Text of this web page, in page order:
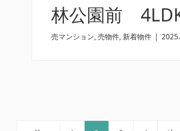
林公園前
イバルコニー
売マンション,売物件,新着物件 |